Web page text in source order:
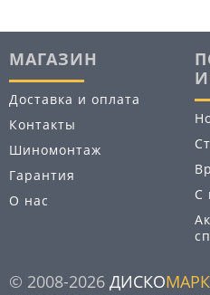
МАГАЗИН
Доставка и оплата
Контакты
Шиномонтаж
Гарантия
О нас
С
© 2008-2026 ДИСКО